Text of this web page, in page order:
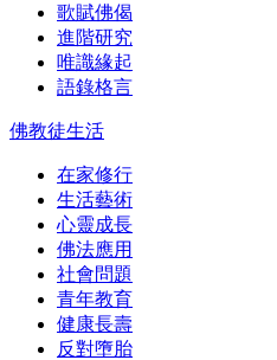
歌賦佛偈
進階研究
唯識緣起
語錄格言
佛教徒生活
在家修行
生活藝術
心靈成長
佛法應用
社會問題
青年教育
健康長壽
反對墮胎